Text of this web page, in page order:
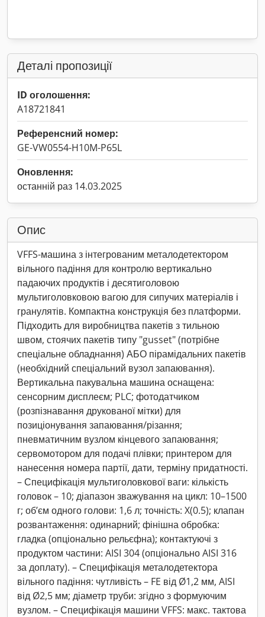
Деталі пропозиції
ID оголошення:
A18721841
Референсний номер:
GE-VW0554-H10M-P65L
Оновлення:
останній раз 14.03.2025
Опис
VFFS-машина з інтегрованим металодетектором
вільного падіння для контролю вертикально
падаючих продуктів і десятиголовою
мультиголовковою вагою для сипучих матеріалів і
гранулятів. Компактна конструкція без платформи.
Підходить для виробництва пакетів з тильною
швом, стоячих пакетів типу "gusset" (потрібне
спеціальне обладнання) АБО пірамідальних пакетів
(необхідний спеціальний вузол запаювання).
Вертикальна пакувальна машина оснащена:
сенсорним дисплеєм; PLC; фотодатчиком
(розпізнавання друкованої мітки) для
позиціонування запаювання/різання;
пневматичним вузлом кінцевого запаювання;
сервомотором для подачі плівки; принтером для
нанесення номера партії, дати, терміну придатності.
– Специфікація мультиголовкової ваги: кількість
головок – 10; діапазон зважування на цикл: 10–1500
г; обʼєм одного голови: 1,6 л; точність: X(0.5); клапан
розвантаження: одинарний; фінішна обробка:
гладка (опціонально рельєфна); контактуючі з
продуктом частини: AISI 304 (опціонально AISI 316
за доплату). – Специфікація металодетектора
вільного падіння: чутливість – FE від Ø1,2 мм, AISI
від Ø2,5 мм; діаметр труби: згідно з формуючим
вузлом. – Специфікація машини VFFS: макс. тактова